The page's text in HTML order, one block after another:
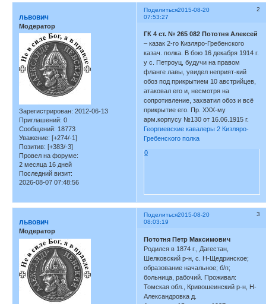
Поделиться 2
2015-08-20
07:53:27
львович
Модератор
Зарегистрирован: 2012-06-13
Приглашений: 0
Сообщений: 18773
Уважение: [+274/-1]
Позитив: [+383/-3]
Провел на форуме:
2 месяца 16 дней
Последний визит:
2026-08-07 07:48:56
ГК 4 ст. № 265 082 Пототня Алексей
– казак 2-го Кизляро-Гребенского
казач. полка. В бою 16 декабря 1914 г.
у с. Петроуц, будучи на правом
фланге лавы, увидел неприят-кий
обоз под прикрытием 10 австрийцев,
атаковал его и, несмотря на
сопротивление, захватил обоз и всё
прикрытие его. Пр. ХХХ-му
арм.корпусу №130 от 16.06.1915 г.
Георгиевские кавалеры 2 Кизляро-
Гребенского полка
0
Поделиться 3
2015-08-20
08:03:19
львович
Модератор
Пототня Петр Максимович
Родился в 1874 г., Дагестан,
Шелковский р-н, с. Н-Щедринское;
образование начальное; б/п;
больница, рабочий. Проживал:
Томская обл., Кривошеинский р-н, Н-
Александровка д.